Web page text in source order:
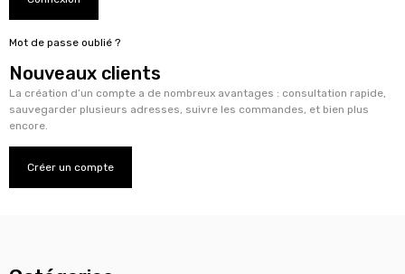
Mot de passe oublié ?
Nouveaux clients
La création d’un compte a de nombreux avantages : consultation rapide,
sauvegarder plusieurs adresses, suivre les commandes, et bien plus
encore.
Créer un compte